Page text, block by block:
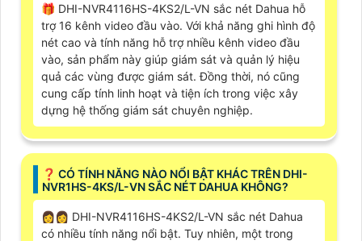
🎁 DHI-NVR4116HS-4KS2/L-VN sắc nét Dahua hỗ
trợ 16 kênh video đầu vào. Với khả năng ghi hình độ
nét cao và tính năng hỗ trợ nhiều kênh video đầu
vào, sản phẩm này giúp giám sát và quản lý hiệu
quả các vùng được giám sát. Đồng thời, nó cũng
cung cấp tính linh hoạt và tiện ích trong việc xây
dựng hệ thống giám sát chuyên nghiệp.
️❓ CÓ TÍNH NĂNG NÀO NỔI BẬT KHÁC TRÊN DHI-
NVR1HS-4KS/L-VN SẮC NÉT DAHUA KHÔNG?
️👩‍👩 DHI-NVR4116HS-4KS2/L-VN sắc nét Dahua
có nhiều tính năng nổi bật. Tuy nhiên, một trong